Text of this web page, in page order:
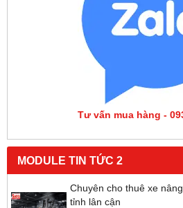
Tư vấn mua hàng -
MODULE TIN TỨC 2
Chuyên cho thuê xe
tỉnh lân cận